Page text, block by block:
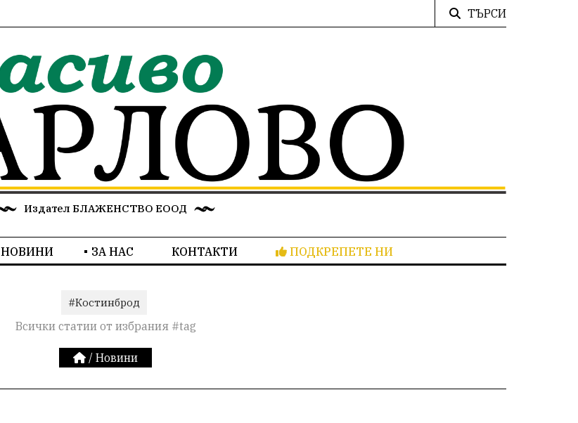
ТЪРСИ
Издател БЛАЖЕНСТВО ЕООД
НОВИНИ ЗА НАС КОНТАКТИ ПОДКРЕПЕТЕ НИ
#Костинброд
Всички статии от избрания #tag
/ Новини